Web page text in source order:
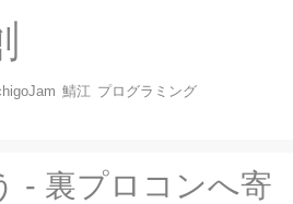
鯖江 プログラミング
- 裏プロコンへ寄